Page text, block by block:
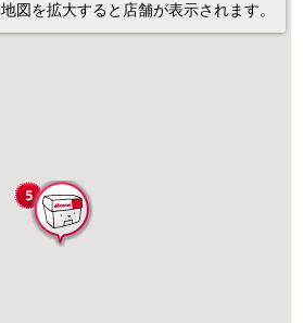
地図を拡大すると店舗が表示されます。